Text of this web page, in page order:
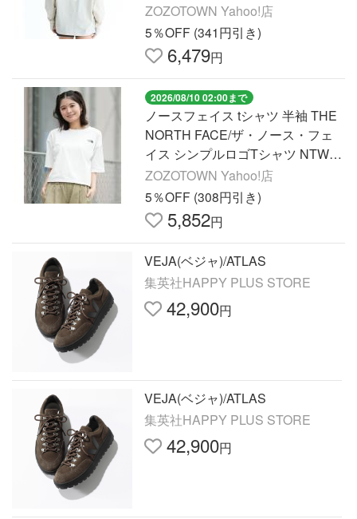
ZOZOTOWN Yahoo!店
5％OFF (341円引き)
6,479円
2026/08/10 02:00まで
ノースフェイス tシャツ 半袖 THE
NORTH FACE/ザ・ノース・フェ
イス シンプルロゴTシャツ NTW32
597 レディース
ZOZOTOWN Yahoo!店
5％OFF (308円引き)
5,852円
VEJA(ベジャ)/ATLAS
集英社HAPPY PLUS STORE
42,900円
VEJA(ベジャ)/ATLAS
集英社HAPPY PLUS STORE
42,900円